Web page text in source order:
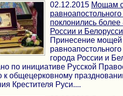
02.12.2015 Мощам
поклонились
России и
Принесение мощей
города России и
по инициативе Русской
к общецерковному
Крестителя Руси....